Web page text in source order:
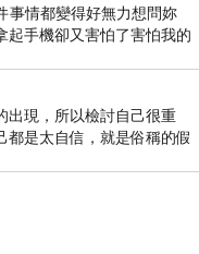
事情都變得好無力想問妳
起手機卻又害怕了害怕我的
出現，所以檢討自己很重
都是太自信，就是俗稱的假